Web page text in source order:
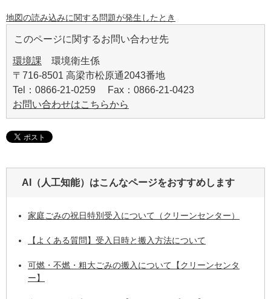
地図の読み込みに関する問題が発生したとき
このページに関するお問い合わせ先
環境課 環境衛生係
〒716-8501 高梁市松原通2043番地
Tel：0866-21-0259 Fax：0866-21-0423
お問い合わせはこちらから
AI（人工知能）はこんなページをおすすめします
家庭ごみの祝日特別受入について（クリーンセンター）
【よくある質問】受入日時と搬入方法について
可燃・不燃・粗大ごみの搬入について【クリーンセンタ
ー】